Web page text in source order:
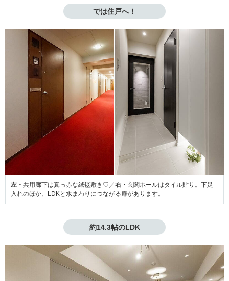
では住戸へ！
左・ 共用廊下は真っ赤な絨毯敷き♡／右・ 玄関ホールはタイル貼り。下足
入れのほか、LDKと水まわりにつながる扉があります。
約14.3帖のLDK